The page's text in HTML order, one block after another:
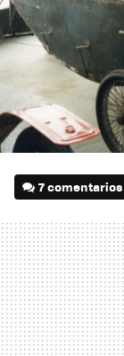
7 comentarios